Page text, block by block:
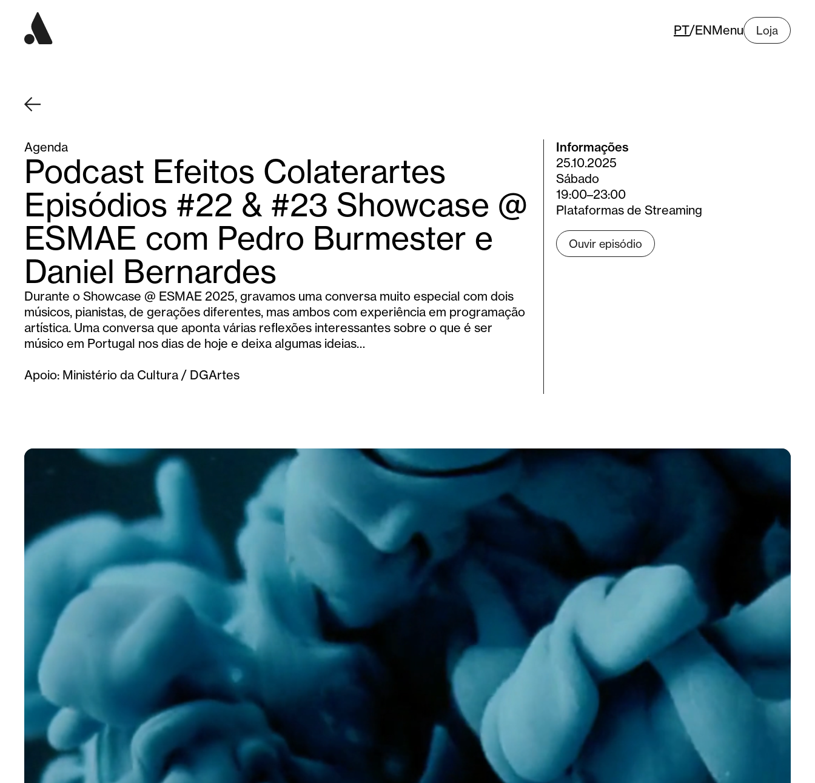
PT/ENMenu Loja
Agenda
Podcast Efeitos Colaterartes
Episódios #22 & #23 Showcase @
ESMAE com Pedro Burmester e
Daniel Bernardes
Durante o Showcase @ ESMAE 2025, gravamos uma conversa muito especial com dois
músicos, pianistas, de gerações diferentes, mas ambos com experiência em programação
artística. Uma conversa que aponta várias reflexões interessantes sobre o que é ser
músico em Portugal nos dias de hoje e deixa algumas ideias…
Apoio: Ministério da Cultura / DGArtes
Informações
25.10.2025
Sábado
19:00–23:00
Plataformas de Streaming
Ouvir episódio